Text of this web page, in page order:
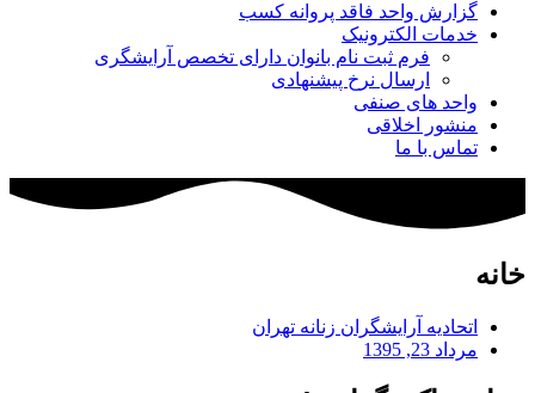
گزارش واحد فاقد پروانه کسب
خدمات الکترونیک
فرم ثبت نام بانوان دارای تخصص آرایشگری
ارسال نرخ پیشنهادی
واحد های صنفی
منشور اخلاقی
تماس با ما
خانه
اتحادیه آرایشگران زنانه تهران
مرداد 23, 1395